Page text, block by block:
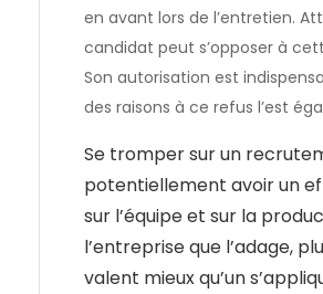
en avant lors de l’entretien.
candidat peut s’opposer à
Son autorisation est
des raisons à ce refus l’est
Se tromper sur un
potentiellement avoir un
sur l’équipe et sur la
l’entreprise que l’adage,
valent mieux qu’un